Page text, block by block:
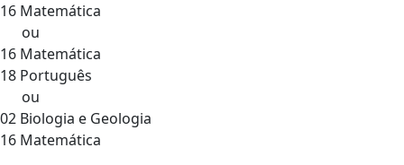
16 Matemática
ou
16 Matemática
18 Português
ou
02 Biologia e Geologia
16 Matemática